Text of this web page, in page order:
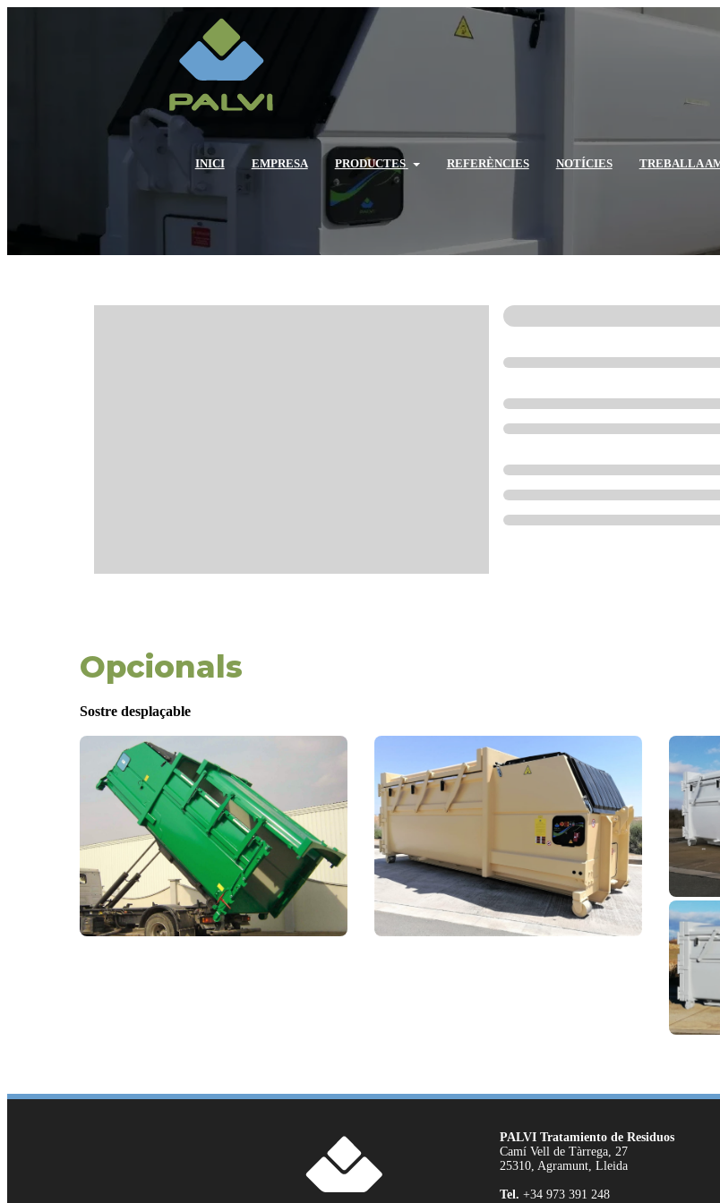
INICI EMPRESA PRODUCTES REFERÈNCIES NOTÍCIES TREBALLA
Opcionals
Sostre desplaçable
PALVI Tratamiento de Residuos
Camí Vell de Tàrrega, 27
25310, Agramunt, Lleida
Tel. +34 973 391 248